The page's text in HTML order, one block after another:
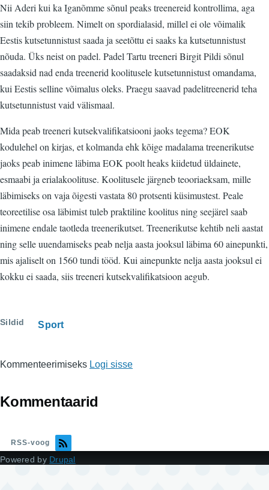
Nii Aderi kui ka Iganõmme sõnul peaks treenereid kontrollima, aga
siin tekib probleem. Nimelt on spordialasid, millel ei ole võimalik
Eestis kutsetunnistust saada ja seetõttu ei saaks ka kutsetunnistust
nõuda. Üks neist on padel. Padel Tartu treeneri Birgit Pildi sõnul
saadaksid nad enda treenerid koolitusele kutsetunnistust omandama,
kui Eestis selline võimalus oleks. Praegu saavad padelitreenerid teha
kutsetunnistust vaid välismaal.
Mida peab treeneri kutsekvalifikatsiooni jaoks tegema? EOK
kodulehel on kirjas, et kolmanda ehk kõige madalama treenerikutse
jaoks peab inimene läbima EOK poolt heaks kiidetud üldainete,
esmaabi ja erialakoolituse. Koolitusele järgneb teooriaeksam, mille
läbimiseks on vaja õigesti vastata 80 protsenti küsimustest. Peale
teoreetilise osa läbimist tuleb praktiline koolitus ning seejärel saab
inimene endale taotleda treenerikutset. Treenerikutse kehtib neli aastat
ning selle uuendamiseks peab nelja aasta jooksul läbima 60 ainepunkti,
mis ajaliselt on 1560 tundi tööd. Kui ainepunkte nelja aasta jooksul ei
kokku ei saada, siis treeneri kutsekvalifikatsioon aegub.
Sildid Sport
Kommenteerimiseks Logi sisse
Kommentaarid
RSS-voog
Powered by Drupal